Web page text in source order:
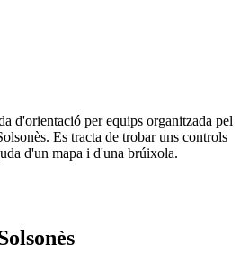
d'orientació per equips organitzada pel
Es tracta de trobar uns controls
d'un mapa i d'una brúixola.